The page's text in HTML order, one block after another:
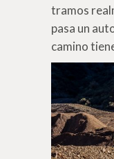
tramos
pasa un
camino